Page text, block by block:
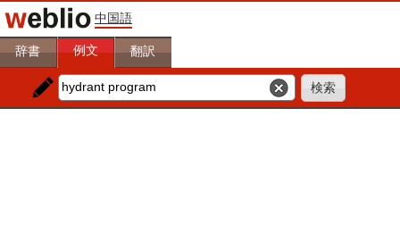
中国語
辞書 例文 翻訳